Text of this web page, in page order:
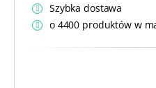
Szybka dostawa
o 4400 produktów w